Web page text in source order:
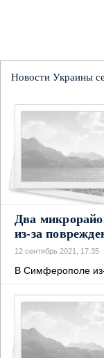
Новости Украины
Два
из-за
12 сентябрь 2021, 17:35
В Симферополе